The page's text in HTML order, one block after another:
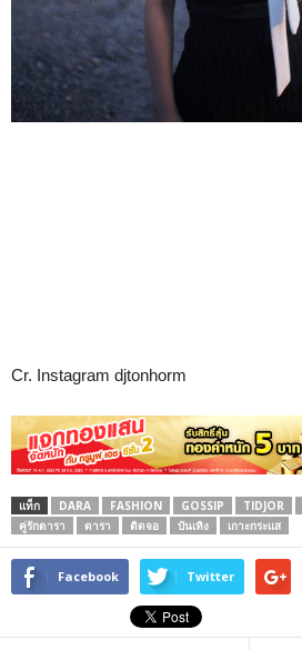
Cr. Instagram djtonhorm
แท็ก DARA FASHION GOSSIP TIDJOR
คู่รักดารา
ดารา ติดจอ บันเทิง เกาะกระแส
Facebook Twitter